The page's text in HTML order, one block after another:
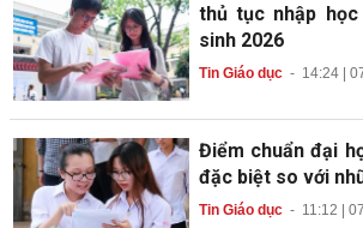
thủ tục nhập
sinh 2026
Tin Giáo dục- 14:24 |
Điểm chuẩn đại
đặc biệt so với
Tin Giáo dục- 11:12 |